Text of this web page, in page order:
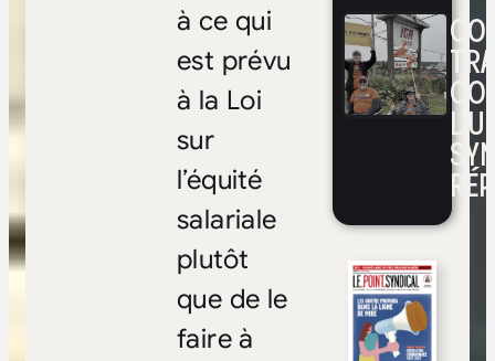
à ce qui
est prévu
à la Loi
sur
l’équité
salariale
plutôt
que de le
faire à